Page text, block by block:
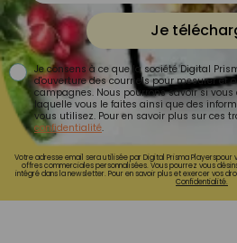
Je
Je consens à ce que la société Digital
d'ouverture des courriels pour mesurer et
campagnes. Nous pourrons savoir si vous
laquelle vous le faites ainsi que des
vous utilisez. Pour en savoir plus sur ces
confidentialité.
Votre adresse email sera utilisée par Digital Prisma
offres commerciales personnalisées. Vous pourrez vous
intégré dans la newsletter. Pour en savoir plus et exercer vos
Confidentialité.